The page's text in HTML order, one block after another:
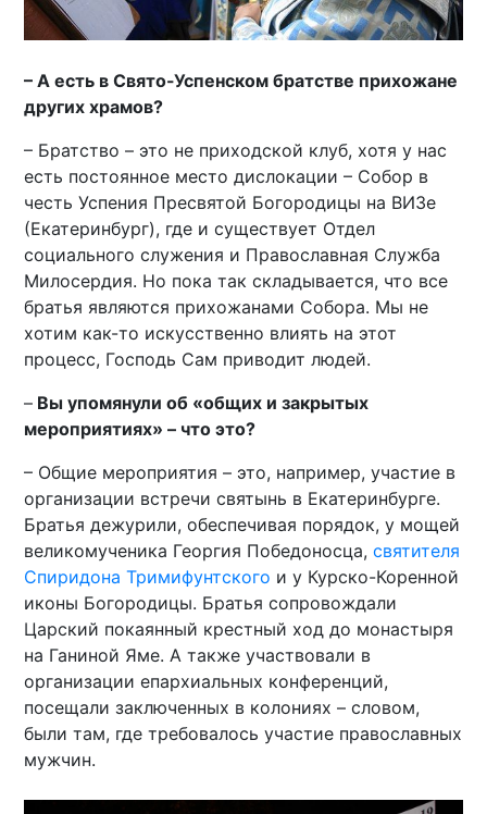
– А есть в Свято-Успенском братстве прихожане
других храмов?
– Братство – это не приходской клуб, хотя у нас
есть постоянное место дислокации – Собор в
честь Успения Пресвятой Богородицы на ВИЗе
(Екатеринбург), где и существует Отдел
социального служения и Православная Служба
Милосердия. Но пока так складывается, что все
братья являются прихожанами Собора. Мы не
хотим как-то искусственно влиять на этот
процесс, Господь Сам приводит людей.
– Вы упомянули об «общих и закрытых
мероприятиях» – что это?
– Общие мероприятия – это, например, участие в
организации встречи святынь в Екатеринбурге.
Братья дежурили, обеспечивая порядок, у мощей
великомученика Георгия Победоносца,святителя
Спиридона Тримифунтского и у Курско-Коренной
иконы Богородицы. Братья сопровождали
Царский покаянный крестный ход до монастыря
на Ганиной Яме. А также участвовали в
организации епархиальных конференций,
посещали заключенных в колониях – словом,
были там, где требовалось участие православных
мужчин.